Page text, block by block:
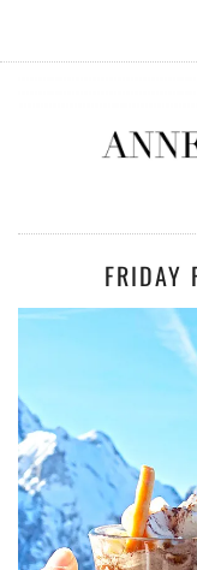
FRIDAY